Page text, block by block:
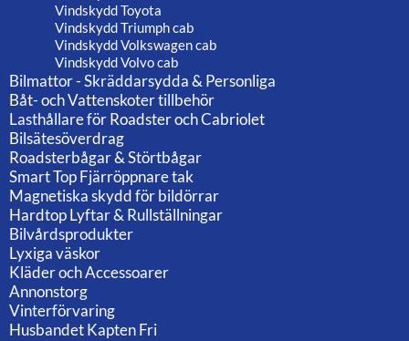
Vindskydd Toyota
Vindskydd Triumph cab
Vindskydd Volkswagen cab
Vindskydd Volvo cab
Bilmattor - Skräddarsydda & Personliga
Båt- och Vattenskoter tillbehör
Lasthållare för Roadster och Cabriolet
Bilsätesöverdrag
Roadsterbågar & Störtbågar
Smart Top Fjärröppnare tak
Magnetiska skydd för bildörrar
Hardtop Lyftar & Rullställningar
Bilvårdsprodukter
Lyxiga väskor
Kläder och Accessoarer
Annonstorg
Vinterförvaring
Husbandet Kapten Fri